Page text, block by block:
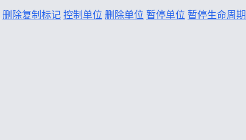
删除复制标记控制单位 删除单位 暂停单位 暂停生命周期